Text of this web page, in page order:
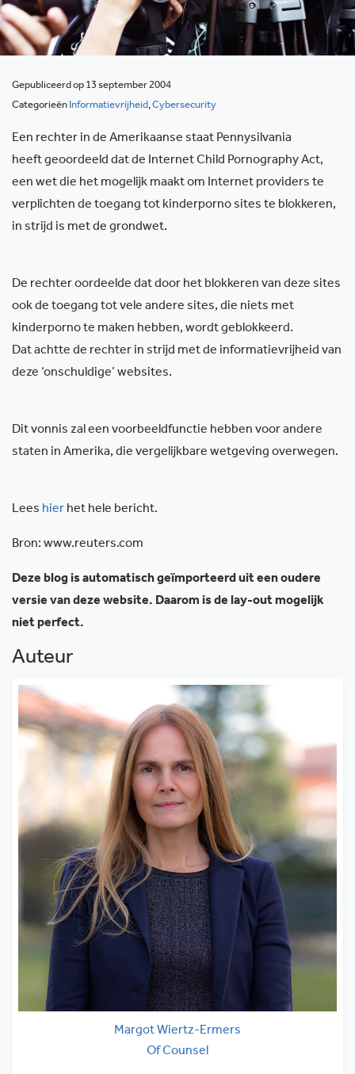
Gepubliceerd op 13 september 2004
Categorieën Informatievrijheid,Cybersecurity
Een rechter in de Amerikaanse staat Pennysilvania
heeft geoordeeld dat de Internet Child Pornography Act,
een wet die het mogelijk maakt om Internet providers te
verplichten de toegang tot kinderporno sites te blokkeren,
in strijd is met de grondwet.
De rechter oordeelde dat door het blokkeren van deze sites
ook de toegang tot vele andere sites, die niets met
kinderporno te maken hebben, wordt geblokkeerd.
Dat achtte de rechter in strijd met de informatievrijheid van
deze ‘onschuldige’ websites.
Dit vonnis zal een voorbeeldfunctie hebben voor andere
staten in Amerika, die vergelijkbare wetgeving overwegen.
Lees hier het hele bericht.
Bron: www.reuters.com
Deze blog is automatisch geïmporteerd uit een oudere
versie van deze website. Daarom is de lay-out mogelijk
niet perfect.
Auteur
Margot Wiertz-Ermers
Of Counsel